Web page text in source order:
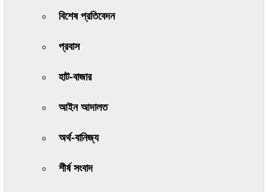
বিশেষ প্রতিবেদন
প্রবাস
হাট-বাজার
আইন আদালত
অর্থ-বানিজ্য
শীর্ষ সংবাদ